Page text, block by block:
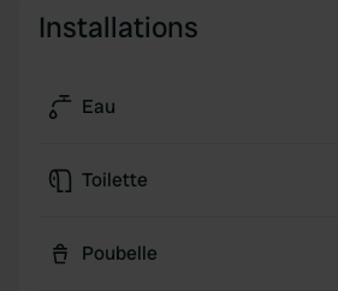
Installations
Eau
Toilette
Poubelle